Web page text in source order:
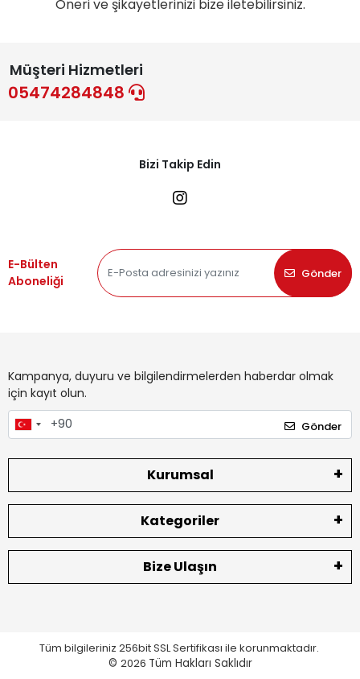
Öneri ve şikayetlerinizi bize iletebilirsiniz.
Müşteri Hizmetleri
05474284848
Bizi Takip Edin
E-Bülten
Aboneliği
Gönder
Kampanya, duyuru ve bilgilendirmelerden haberdar olmak
için kayıt olun.
Gönder
Kurumsal
Kategoriler
Bize Ulaşın
Tüm bilgileriniz 256bit SSL Sertifikası ile korunmaktadır.
© 2026 Tüm Hakları Saklıdır